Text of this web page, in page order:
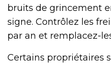
bruits de grincement
signe. Contrôlez les
par an et remplacez-
Certains propriétaires